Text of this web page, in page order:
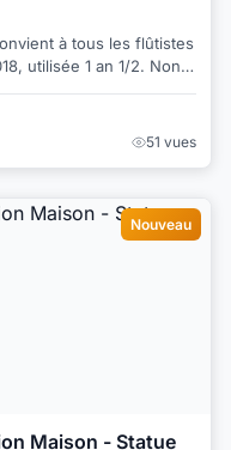
à tous les flûtistes
utilisée 1 an 1/2. Non
51 vues
Nouveau
Maison - Statue